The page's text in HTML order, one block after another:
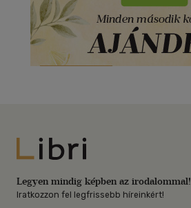
Libri
Legyen mindig képben az irodalommal!
Iratkozzon fel legfrissebb híreinkért!